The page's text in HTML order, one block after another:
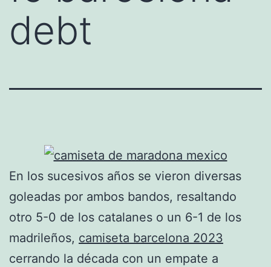
debt
En los sucesivos años se vieron diversas
goleadas por ambos bandos, resaltando
otro 5-0 de los catalanes o un 6-1 de los
madrileños, camiseta barcelona 2023
cerrando la década con un empate a